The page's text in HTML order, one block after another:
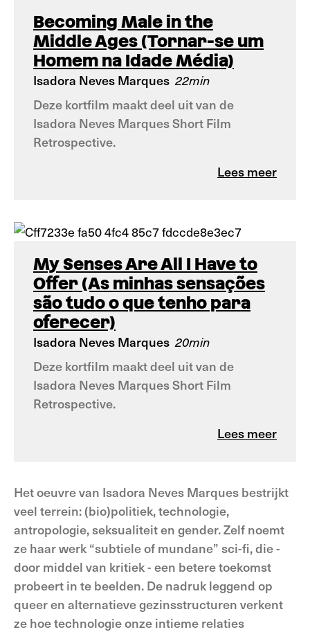
Becoming Male in the
Middle Ages (Tornar-se um
Homem na Idade Média)
Isadora Neves Marques 22min
Deze kortfilm maakt deel uit van de
Isadora Neves Marques Short Film
Retrospective.
Lees meer
My Senses Are All I Have to
Offer (As minhas sensações
são tudo o que tenho para
oferecer)
Isadora Neves Marques 20min
Deze kortfilm maakt deel uit van de
Isadora Neves Marques Short Film
Retrospective.
Lees meer
Het oeuvre van Isadora Neves Marques bestrijkt
veel terrein: (bio)politiek, technologie,
antropologie, seksualiteit en gender. Zelf noemt
ze haar werk “subtiele of mundane” sci-fi, die -
door middel van kritiek - een betere toekomst
probeert in te beelden. De nadruk leggend op
queer en alternatieve gezinsstructuren verkent
ze hoe technologie onze intieme relaties